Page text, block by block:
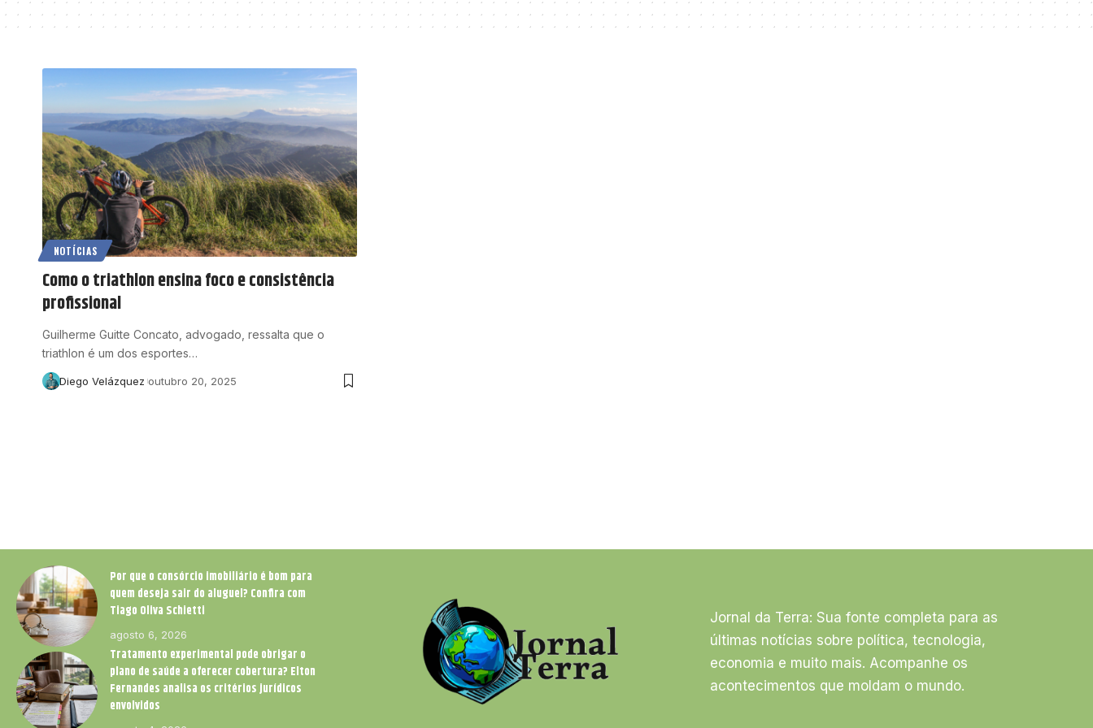
NOTÍCIAS
Como o triathlon ensina foco e consistência
profissional
Guilherme Guitte Concato, advogado, ressalta que o
triathlon é um dos esportes…
Diego Velázquez outubro 20, 2025
Por que o consórcio imobiliário é bom para
quem deseja sair do aluguel? Confira com
Tiago Oliva Schietti
agosto 6, 2026
Tratamento experimental pode obrigar o
plano de saúde a oferecer cobertura? Elton
Fernandes analisa os critérios jurídicos
envolvidos
Jornal da Terra: Sua fonte completa para as
últimas notícias sobre política, tecnologia,
economia e muito mais. Acompanhe os
acontecimentos que moldam o mundo.